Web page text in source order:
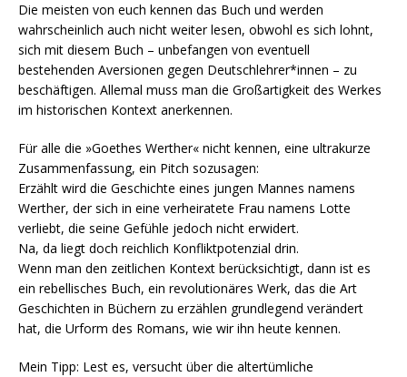
Die meisten von euch kennen das Buch und werden
wahrscheinlich auch nicht weiter lesen, obwohl es sich lohnt,
sich mit diesem Buch – unbefangen von eventuell
bestehenden Aversionen gegen Deutschlehrer*innen – zu
beschäftigen. Allemal muss man die Großartigkeit des Werkes
im historischen Kontext anerkennen.
Für alle die »Goethes Werther« nicht kennen, eine ultrakurze
Zusammenfassung, ein Pitch sozusagen:
Erzählt wird die Geschichte eines jungen Mannes namens
Werther, der sich in eine verheiratete Frau namens Lotte
verliebt, die seine Gefühle jedoch nicht erwidert.
Na, da liegt doch reichlich Konfliktpotenzial drin.
Wenn man den zeitlichen Kontext berücksichtigt, dann ist es
ein rebellisches Buch, ein revolutionäres Werk, das die Art
Geschichten in Büchern zu erzählen grundlegend verändert
hat, die Urform des Romans, wie wir ihn heute kennen.
Mein Tipp: Lest es, versucht über die altertümliche